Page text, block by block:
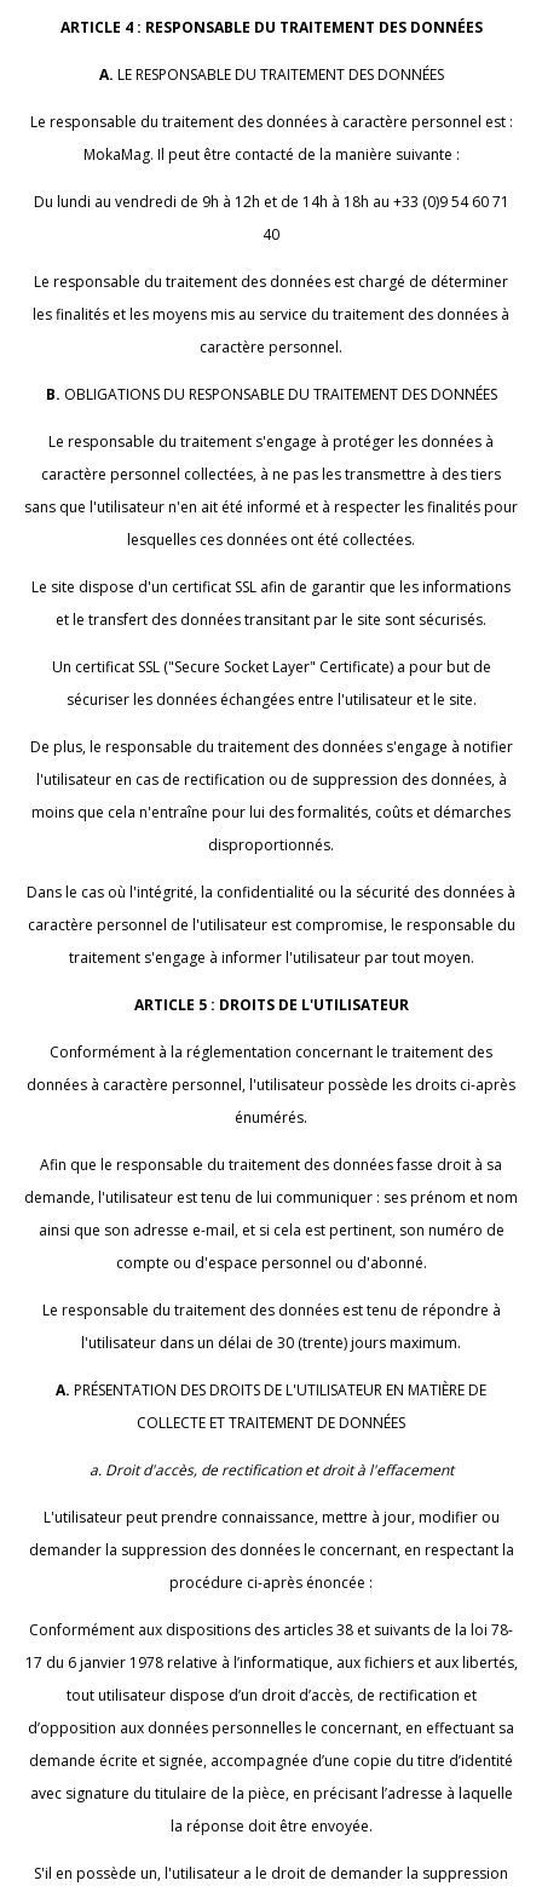
ARTICLE 4 : RESPONSABLE DU TRAITEMENT DES DONNÉES
A. LE RESPONSABLE DU TRAITEMENT DES DONNÉES
Le responsable du traitement des données à caractère personnel est :
MokaMag. Il peut être contacté de la manière suivante :
Du lundi au vendredi de 9h à 12h et de 14h à 18h au +33 (0)9 54 60 71
40
Le responsable du traitement des données est chargé de déterminer
les finalités et les moyens mis au service du traitement des données à
caractère personnel.
B. OBLIGATIONS DU RESPONSABLE DU TRAITEMENT DES DONNÉES
Le responsable du traitement s'engage à protéger les données à
caractère personnel collectées, à ne pas les transmettre à des tiers
sans que l'utilisateur n'en ait été informé et à respecter les finalités pour
lesquelles ces données ont été collectées.
Le site dispose d'un certificat SSL afin de garantir que les informations
et le transfert des données transitant par le site sont sécurisés.
Un certificat SSL ("Secure Socket Layer" Certificate) a pour but de
sécuriser les données échangées entre l'utilisateur et le site.
De plus, le responsable du traitement des données s'engage à notifier
l'utilisateur en cas de rectification ou de suppression des données, à
moins que cela n'entraîne pour lui des formalités, coûts et démarches
disproportionnés.
Dans le cas où l'intégrité, la confidentialité ou la sécurité des données à
caractère personnel de l'utilisateur est compromise, le responsable du
traitement s'engage à informer l'utilisateur par tout moyen.
ARTICLE 5 : DROITS DE L'UTILISATEUR
Conformément à la réglementation concernant le traitement des
données à caractère personnel, l'utilisateur possède les droits ci-après
énumérés.
Afin que le responsable du traitement des données fasse droit à sa
demande, l'utilisateur est tenu de lui communiquer : ses prénom et nom
ainsi que son adresse e-mail, et si cela est pertinent, son numéro de
compte ou d'espace personnel ou d'abonné.
Le responsable du traitement des données est tenu de répondre à
l'utilisateur dans un délai de 30 (trente) jours maximum.
A. PRÉSENTATION DES DROITS DE L'UTILISATEUR EN MATIÈRE DE
COLLECTE ET TRAITEMENT DE DONNÉES
a. Droit d'accès, de rectification et droit à l'effacement
L'utilisateur peut prendre connaissance, mettre à jour, modifier ou
demander la suppression des données le concernant, en respectant la
procédure ci-après énoncée :
Conformément aux dispositions des articles 38 et suivants de la loi 78-
17 du 6 janvier 1978 relative à l’informatique, aux fichiers et aux libertés,
tout utilisateur dispose d’un droit d’accès, de rectification et
d’opposition aux données personnelles le concernant, en effectuant sa
demande écrite et signée, accompagnée d’une copie du titre d’identité
avec signature du titulaire de la pièce, en précisant l’adresse à laquelle
la réponse doit être envoyée.
S'il en possède un, l'utilisateur a le droit de demander la suppression